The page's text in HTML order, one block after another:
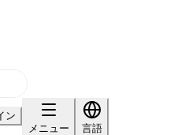
ン
メニュー
言語